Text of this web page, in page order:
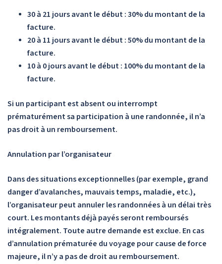
30 à 21 jours avant le début : 30% du montant de la
facture.
20 à 11 jours avant le début : 50% du montant de la
facture.
10 à 0 jours avant le début : 100% du montant de la
facture.
Si un participant est absent ou interrompt
prématurément sa participation à une randonnée, il n’a
pas droit à un remboursement.
Annulation par l’organisateur
Dans des situations exceptionnelles (par exemple, grand
danger d’avalanches, mauvais temps, maladie, etc.),
l’organisateur peut annuler les randonnées à un délai très
court. Les montants déjà payés seront remboursés
intégralement. Toute autre demande est exclue. En cas
d’annulation prématurée du voyage pour cause de force
majeure, il n’y a pas de droit au remboursement.